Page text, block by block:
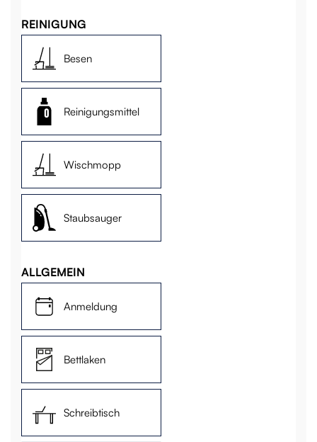
REINIGUNG
Besen
Reinigungsmittel
Wischmopp
Staubsauger
ALLGEMEIN
Anmeldung
Bettlaken
Schreibtisch